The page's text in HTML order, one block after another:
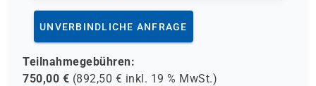
UNVERBINDLICHE ANFRAGE
Teilnahmegebühren:
750,00 € (892,50 € inkl. 19 % MwSt.)